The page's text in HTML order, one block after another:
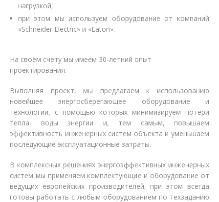
нагрузкой;
при этом мы используем оборудование от компаний
«Schneider Electric» и «Eaton».
На своём счету мы имеем 30-летний опыт
проектирования.
Выполняя проект, мы предлагаем к использованию
новейшее энергосберегающее оборудование и
технологии, с помощью которых минимизируем потери
тепла, воды энергии и, тем самым, повышаем
эффективность инженерных систем объекта и уменьшаем
последующие эксплуатационные затраты.
В комплексных решениях энергоэффективных инженерных
систем мы применяем комплектующие и оборудование от
ведущих европейских производителей, при этом всегда
готовы работать с любым оборудованием по техзаданию